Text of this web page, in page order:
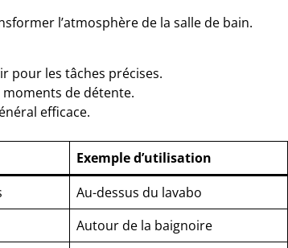
l’atmosphère de la salle de bain.
pour les tâches précises.
moments de détente.
efficace.
Exemple d’utilisation
Au-dessus du lavabo
Autour de la baignoire